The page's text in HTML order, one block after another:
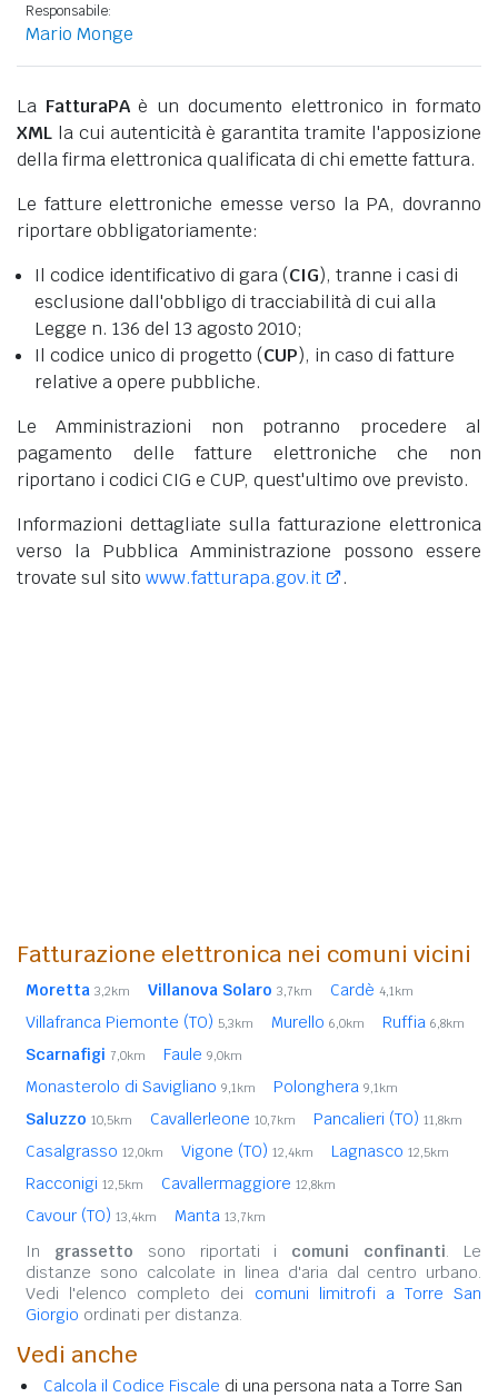
Responsabile:
Mario Monge
La FatturaPAè un documento elettronico in formato
XML la cui autenticità è garantita tramite l'apposizione
della firma elettronica qualificata di chi emette fattura.
Le fatture elettroniche emesse verso la PA, dovranno
riportare obbligatoriamente:
Il codice identificativo di gara (CIG), tranne i casi di
esclusione dall'obbligo di tracciabilità di cui alla
Legge n. 136 del 13 agosto 2010;
Il codice unico di progetto (CUP), in caso di fatture
relative a opere pubbliche.
Le Amministrazioni non potranno procedere al
pagamento delle fatture elettroniche che non
riportano i codici CIG e CUP, quest'ultimo ove previsto.
Informazioni dettagliate sulla fatturazione elettronica
verso la Pubblica Amministrazione possono essere
trovate sul sito www.fatturapa.gov.it .
Fatturazione elettronica nei comuni vicini
Moretta 3,2km Villanova Solaro 3,7km Cardè 4,1km
Villafranca Piemonte (TO) 5,3km Murello 6,0km Ruffia 6,8km
Scarnafigi 7,0km Faule 9,0km
Monasterolo di Savigliano 9,1km Polonghera 9,1km
Saluzzo 10,5km Cavallerleone 10,7km Pancalieri (TO) 11,8km
Casalgrasso 12,0km Vigone (TO) 12,4km Lagnasco 12,5km
Racconigi 12,5km Cavallermaggiore 12,8km
Cavour (TO) 13,4km Manta 13,7km
In grassetto sono riportati i comuni confinanti. Le
distanze sono calcolate in linea d'aria dal centro urbano.
Vedi l'elenco completo dei comuni limitrofi a Torre San
Giorgio ordinati per distanza.
Vedi anche
Calcola il Codice Fiscale di una persona nata a Torre San